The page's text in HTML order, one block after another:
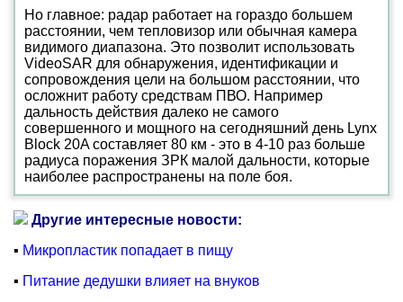
Но главное: радар работает на гораздо большем
расстоянии, чем тепловизор или обычная камера
видимого диапазона. Это позволит использовать
VideoSAR для обнаружения, идентификации и
сопровождения цели на большом расстоянии, что
осложнит работу средствам ПВО. Например
дальность действия далеко не самого
совершенного и мощного на сегодняшний день Lynx
Block 20A составляет 80 км - это в 4-10 раз больше
радиуса поражения ЗРК малой дальности, которые
наиболее распространены на поле боя.
Другие интересные новости:
▪ Микропластик попадает в пищу
▪ Питание дедушки влияет на внуков